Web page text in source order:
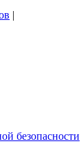
|
безопасности